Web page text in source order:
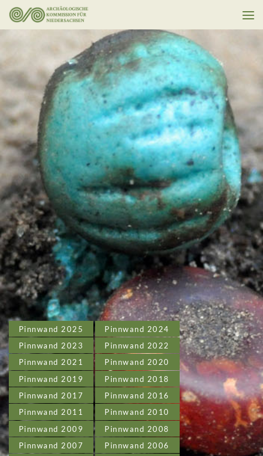
Unter dem Inhalt
Pinnwand 2025
Pinnwand 2024
Pinnwand 2023
Pinnwand 2022
Pinnwand 2021
Pinnwand 2020
Pinnwand 2019
Pinnwand 2018
Pinnwand 2017
Pinnwand 2016
Pinnwand 2011
Pinnwand 2010
Pinnwand 2009
Pinnwand 2008
Pinnwand 2007
Pinnwand 2006